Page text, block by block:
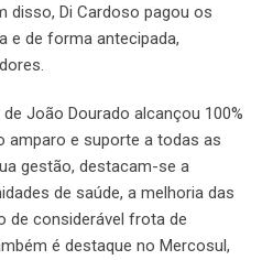
disso, Di Cardoso pagou os
e de forma antecipada,
João Dourado alcançou 100%
amparo e suporte a todas as
gestão, destacam-se a
de saúde, a melhoria das
de considerável frota de
é destaque no Mercosul,